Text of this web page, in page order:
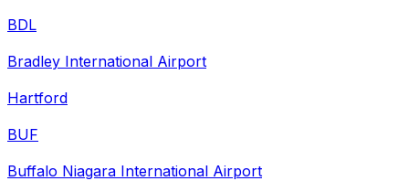
BDL
Bradley International Airport
Hartford
BUF
Buffalo Niagara International Airport